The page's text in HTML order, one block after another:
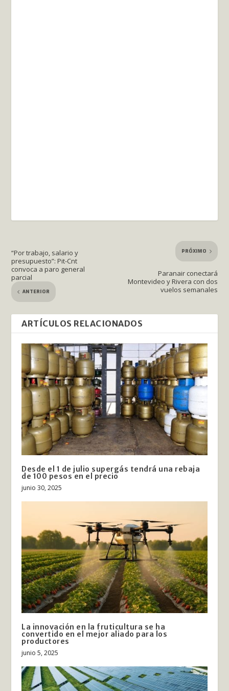
“Por trabajo, salario y
presupuesto”: Pit-Cnt
convoca a paro general
parcial
ANTERIOR
PRÓXIMO
Paranair conectará
Montevideo y Rivera con dos
vuelos semanales
ARTÍCULOS RELACIONADOS
Desde el 1 de julio supergás tendrá una rebaja
de 100 pesos en el precio
junio 30, 2025
La innovación en la fruticultura se ha
convertido en el mejor aliado para los
productores
junio 5, 2025